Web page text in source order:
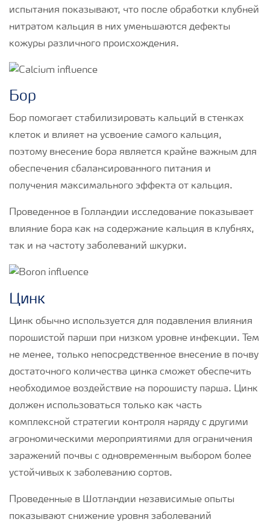
испытания показывают, что после обработки клубней
нитратом кальция в них уменьшаются дефекты
кожуры различного происхождения.
Бор
Бор помогает стабилизировать кальций в стенках
клеток и влияет на усвоение самого кальция,
поэтому внесение бора является крайне важным для
обеспечения сбалансированного питания и
получения максимального эффекта от кальция.
Проведенное в Голландии исследование показывает
влияние бора как на содержание кальция в клубнях,
так и на частоту заболеваний шкурки.
Цинк
Цинк обычно используется для подавления влияния
порошистой парши при низком уровне инфекции. Тем
не менее, только непосредственное внесение в почву
достаточного количества цинка сможет обеспечить
необходимое воздействие на порошисту парша. Цинк
должен использоваться только как часть
комплексной стратегии контроля наряду с другими
агрономическими мероприятиями для ограничения
заражений почвы с одновременным выбором более
устойчивых к заболеванию сортов.
Проведенные в Шотландии независимые опыты
показывают снижение уровня заболеваний